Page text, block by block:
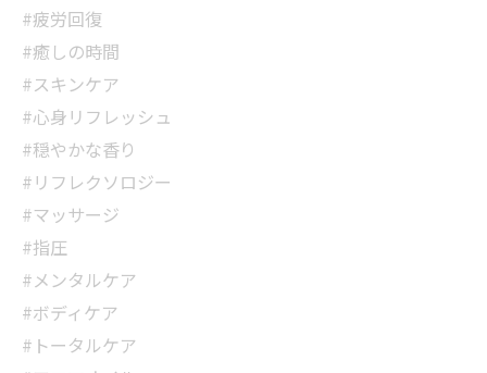
#疲労回復
#癒しの時間
#スキンケア
#心身リフレッシュ
#穏やかな香り
#リフレクソロジー
#マッサージ
#指圧
#メンタルケア
#ボディケア
#トータルケア